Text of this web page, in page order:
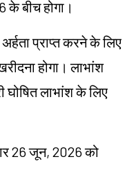
बीच होगा।
प्राप्त करने के लिए
होगा। लाभांश
घोषित लाभांश के लिए
26 जून, 2026 को